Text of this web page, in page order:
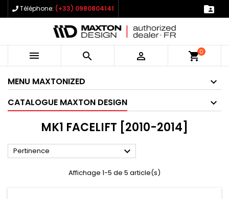
Téléphone: (+33) 0980804141 
   shopping_cart0
MENU MAXTONIZED
CATALOGUE MAXTON DESIGN
MK1 FACELIFT [2010-2014]
Pertinence 
Affichage 1-5 de 5 article(s)